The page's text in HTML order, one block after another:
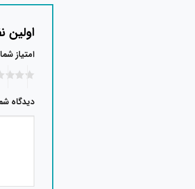
اولین
امتیاز شما
دیدگاه